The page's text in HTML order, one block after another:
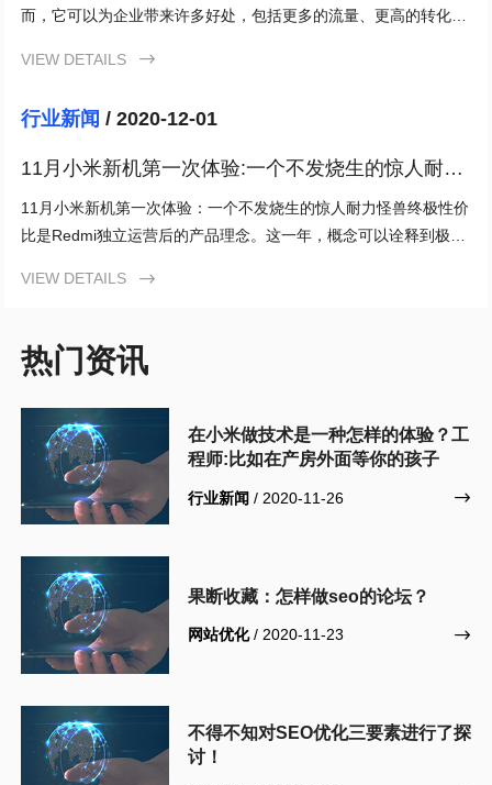
而，它可以为企业带来许多好处，包括更多的流量、更高的转化
VIEW DETAILS

行业新闻 / 2020-12-01
11月小米新机第一次体验:一个不发烧生的惊人耐力
11月小米新机第一次体验：一个不发烧生的惊人耐力怪兽终极性价
比是Redmi独立运营后的产品理念。这一年，概念可以诠释到极
VIEW DETAILS

热门资讯
在小米做技术是一种怎样的体验？工
程师:比如在产房外面等你的孩子
行业新闻 / 2020-11-26 
果断收藏：怎样做seo的论坛？
网站优化/ 2020-11-23 
不得不知对SEO优化三要素进行了探
讨！